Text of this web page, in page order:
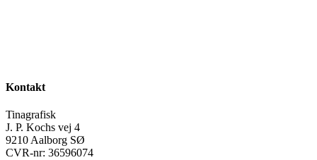
Kontakt
Tinagrafisk
J. P. Kochs vej 4
9210 Aalborg SØ
CVR-nr: 36596074